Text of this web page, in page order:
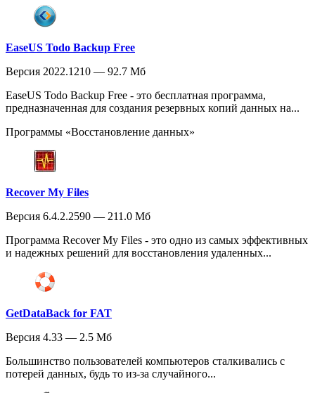
EaseUS Todo Backup Free
Версия 2022.1210 — 92.7 Мб
EaseUS Todo Backup Free - это бесплатная программа,
предназначенная для создания резервных копий данных на...
Программы «Восстановление данных»
Recover My Files
Версия 6.4.2.2590 — 211.0 Мб
Программа Recover My Files - это одно из самых эффективных
и надежных решений для восстановления удаленных...
GetDataBack for FAT
Версия 4.33 — 2.5 Мб
Большинство пользователей компьютеров сталкивались с
потерей данных, будь то из-за случайного...